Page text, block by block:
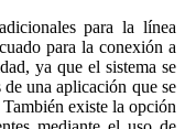
para la línea
para la conexión a
ya que el sistema se
una aplicación que se
existe la opción